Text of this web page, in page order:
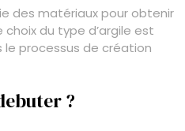
des matériaux pour obtenir
du type d’argile est
processus de création
?